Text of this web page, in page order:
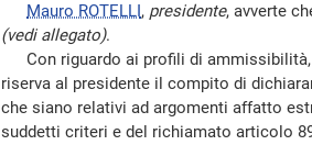
Mauro ROTELLI, presidente, avverte
(vedi allegato).
Con riguardo ai profili di ammissibilità,
riserva al presidente il compito di
che siano relativi ad argomenti affatto
suddetti criteri e del richiamato articolo